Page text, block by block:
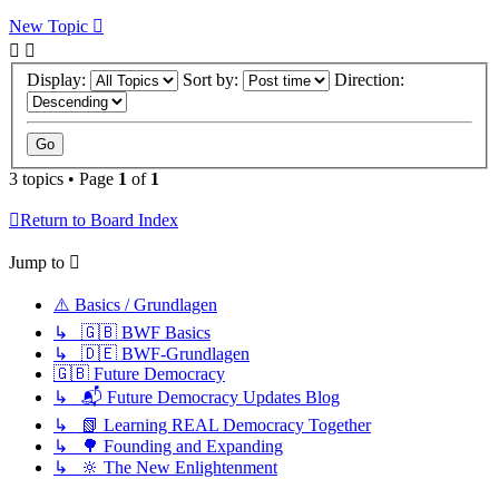
New Topic
Display: Sort by: Direction:
3 topics • Page 1 of 1
Return to Board Index
Jump to
⚠️ Basics / Grundlagen
↳ 🇬🇧 BWF Basics
↳ 🇩🇪 BWF-Grundlagen
🇬🇧 Future Democracy
↳ 📬 Future Democracy Updates Blog
↳ 📗 Learning REAL Democracy Together
↳ 🌳 Founding and Expanding
↳ 🔆 The New Enlightenment